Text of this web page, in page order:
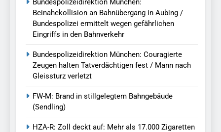
Bundespolizeidirektion München:
Beinahekollision an Bahnübergang in Aubing /
Bundespolizei ermittelt wegen gefährlichen
Eingriffs in den Bahnverkehr
Bundespolizeidirektion München: Couragierte
Zeugen halten Tatverdächtigen fest / Mann nach
Gleissturz verletzt
FW-M: Brand in stillgelegtem Bahngebäude
(Sendling)
HZA-R: Zoll deckt auf: Mehr als 17.000 Zigaretten